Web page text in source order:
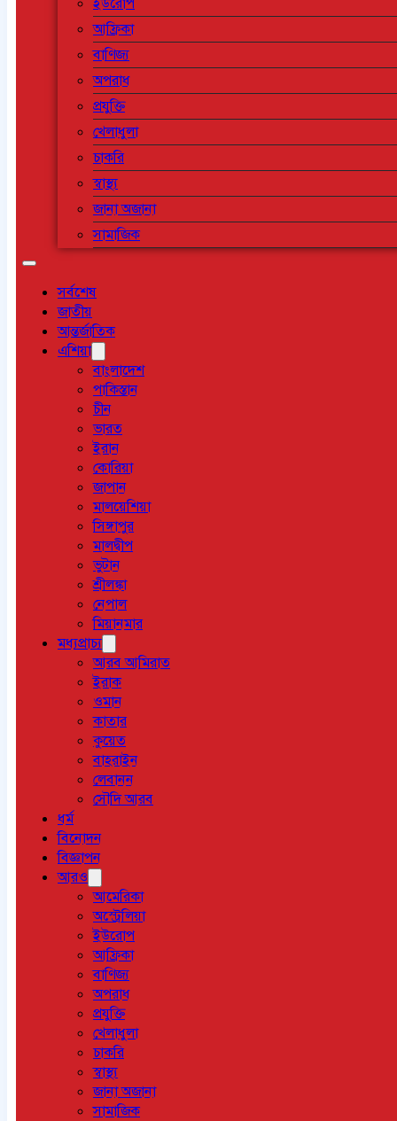
আফ্রিকা
বাণিজ্য
অপরাধ
প্রযুক্তি
খেলাধুলা
চাকরি
স্বাস্থ্য
জানা অজানা
সামাজিক
সর্বশেষ
জাতীয়
আন্তর্জাতিক
এশিয়া
বাংলাদেশ
পাকিস্তান
চীন
ভারত
ইরান
কোরিয়া
জাপান
মালয়েশিয়া
সিঙ্গাপুর
মালদ্বীপ
ভুটান
শ্রীলঙ্কা
নেপাল
মিয়ানমার
মধ্যপ্রাচ্য
আরব আমিরাত
ইরাক
ওমান
কাতার
কুয়েত
বাহরাইন
লেবানন
সৌদি আরব
ধর্ম
বিনোদন
বিজ্ঞাপন
আরও
আমেরিকা
অস্ট্রেলিয়া
ইউরোপ
আফ্রিকা
বাণিজ্য
অপরাধ
প্রযুক্তি
খেলাধুলা
চাকরি
স্বাস্থ্য
জানা অজানা
সামাজিক